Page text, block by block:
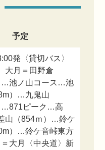
予定
発〈貸切バス〉
大月＝田野倉
…池ノ山コース…池
）…九鬼山
…871ピーク…高
山（854ｍ）…鈴ケ
）…鈴ケ音峠東方
＝大月〈中央道〉新